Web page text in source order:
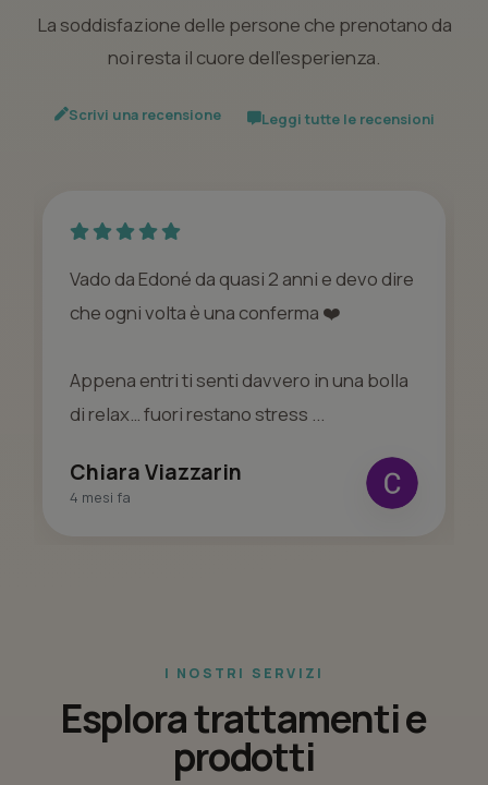
La soddisfazione delle persone che prenotano da
noi resta il cuore dell’esperienza.
Scrivi una recensione Leggi tutte le recensioni
Vado da Edoné da quasi 2 anni e devo dire
che ogni volta è una conferma ❤️
Appena entri ti senti davvero in una bolla
di relax… fuori restano stress ...
Chiara Viazzarin
4 mesi fa
I NOSTRI SERVIZI
Esplora trattamenti e
prodotti